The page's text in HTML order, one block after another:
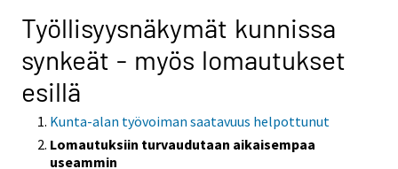
Työllisyysnäkymät kunnissa
synkeät - myös lomautukset
esillä
Kunta-alan työvoiman saatavuus helpottunut
Lomautuksiin turvaudutaan aikaisempaa
useammin